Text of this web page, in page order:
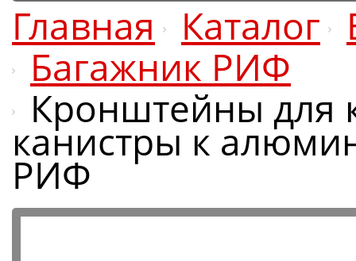
Главная Каталог
Багажник РИФ
Кронштейны для
канистры к
РИФ